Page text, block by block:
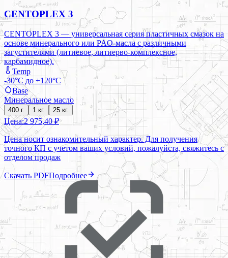
CENTOPLEX 3
CENTOPLEX 3 — универсальная серия пластичных смазок на
основе минерального или PAO-масла с различными
загустителями (литиевое, литиерво-комплексное,
карбамидное).
Temp
-30°C до +120°C
Base
Минеральное масло
400 г. 1 кг. 25 кг.
Цена:2 975,40 ₽
Цена носит ознакомительный характер. Для получения
точного КП с учетом ваших условий, пожалуйста, свяжитесь с
отделом продаж
Скачать PDFПодробнее